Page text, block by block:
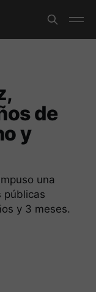
de
y
una
públicas
y 3 meses.